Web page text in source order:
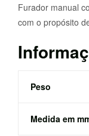
Furador manual
com o propósito
Peso
Medida em